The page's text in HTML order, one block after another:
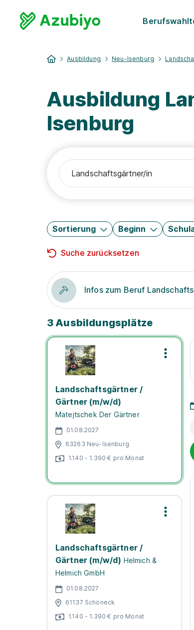
Ausbildung Neu-Isenburg
Ausbildung
Isenburg
Sortierung Beginn
Suche zurücksetzen
Infos zum Beruf
3 Ausbildungsplätze
Landschaftsgärtner /
Gärtner (m/w/d)
Matejtschek Der Gärtner
01.08.2027
63263 Neu-Isenburg
1.140 - 1.390 € pro Monat
Landschaftsgärtner /
Gärtner (m/w/d) Helmich &
Helmich GmbH
01.08.2027
61137 Schöneck
1.140 - 1.390 € pro Monat